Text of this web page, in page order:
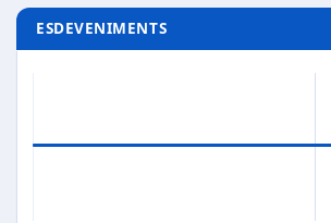
ESDEVENIMENTS